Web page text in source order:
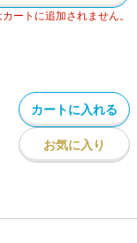
ートに追加されません。
カートに入れる
お気に入り